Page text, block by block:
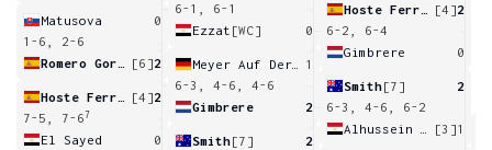
Matusova
0
1-6, 2-6
[6]2
[4]2
7-5, 7-67
El Sayed 0
6-1, 6-1
Ezzat [WC] 0
1
6-3, 4-6, 4-6
Gimbrere
2
Smith[7]
2
[4]2
6-2, 6-4
Gimbrere
0
Smith[7]
2
6-3, 4-6, 6-2
[3]1